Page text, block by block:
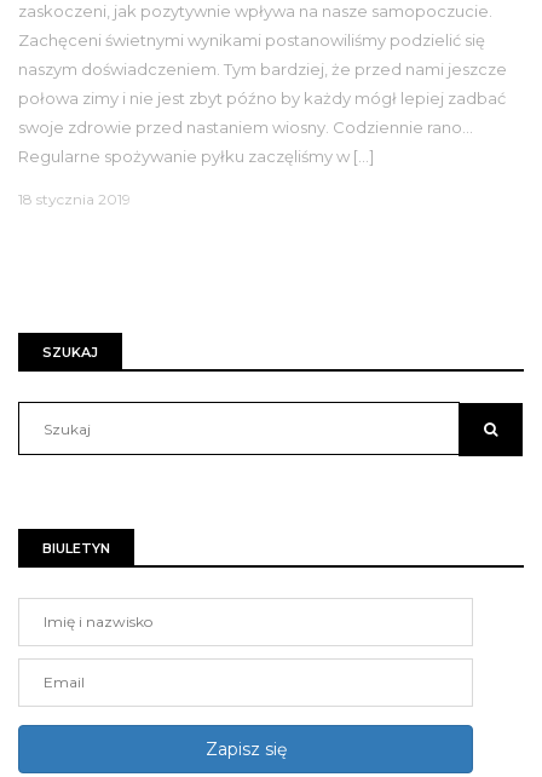
zaskoczeni, jak pozytywnie wpływa na nasze samopoczucie.
Zachęceni świetnymi wynikami postanowiliśmy podzielić się
naszym doświadczeniem. Tym bardziej, że przed nami jeszcze
połowa zimy i nie jest zbyt późno by każdy mógł lepiej zadbać
swoje zdrowie przed nastaniem wiosny. Codziennie rano…
Regularne spożywanie pyłku zaczęliśmy w […]
18 stycznia 2019
SZUKAJ
BIULETYN